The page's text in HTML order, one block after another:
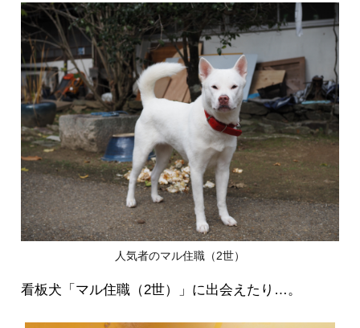
人気者のマル住職（2世）
看板犬「マル住職（2世）」に出会えたり…。